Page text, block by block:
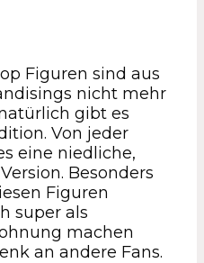
Figuren sind aus
nicht mehr
gibt es
Von jeder
eine niedliche,
Besonders
Figuren
super als
machen
an andere Fans.